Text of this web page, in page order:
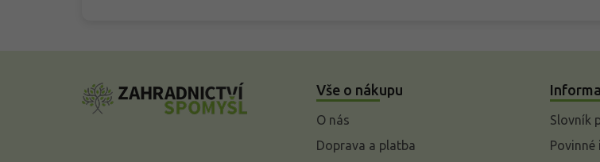
Vše o nákupu
O nás
Doprava a platba
Slovník
Povinné